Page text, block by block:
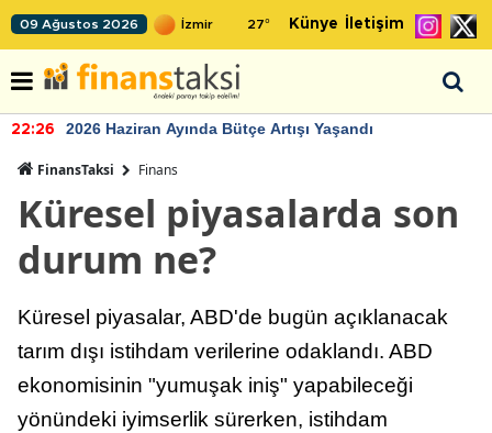
09 Ağustos 2026 27° Künye İletişim
22:26 2026 Haziran Ayında Bütçe Artışı Yaşandı
FinansTaksi Finans
Küresel piyasalarda son
durum ne?
Küresel piyasalar, ABD'de bugün açıklanacak
tarım dışı istihdam verilerine odaklandı. ABD
ekonomisinin "yumuşak iniş" yapabileceği
yönündeki iyimserlik sürerken, istihdam